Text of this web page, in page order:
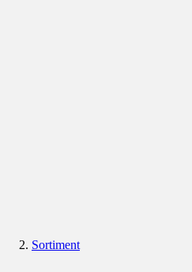
Sortiment